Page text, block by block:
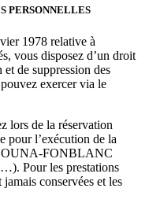
PERSONNELLES
1978 relative à
vous disposez d’un droit
de suppression des
exercer via le
lors de la réservation
pour l’exécution de la
FONBLANC
Pour les prestations
conservées et les